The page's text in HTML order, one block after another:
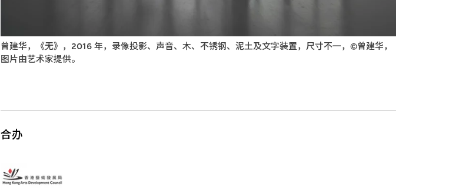
曾建华，《无》，2016 年，录像投影、声音、木、不锈钢、泥土及文字装置，尺寸不一，©曾建华，
图片由艺术家提供。
合办